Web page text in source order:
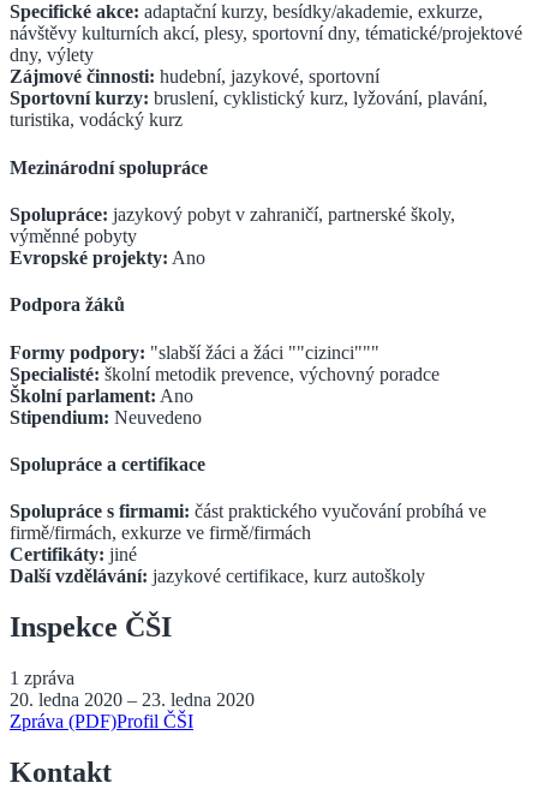
Specifické akce: adaptační kurzy, besídky/akademie, exkurze,
návštěvy kulturních akcí, plesy, sportovní dny, tématické/projektové
dny, výlety
Zájmové činnosti: hudební, jazykové, sportovní
Sportovní kurzy: bruslení, cyklistický kurz, lyžování, plavání,
turistika, vodácký kurz
Mezinárodní spolupráce
Spolupráce: jazykový pobyt v zahraničí, partnerské školy,
výměnné pobyty
Evropské projekty: Ano
Podpora žáků
Formy podpory: "slabší žáci a žáci ""cizinci"""
Specialisté: školní metodik prevence, výchovný poradce
Školní parlament: Ano
Stipendium: Neuvedeno
Spolupráce a certifikace
Spolupráce s firmami: část praktického vyučování probíhá ve
firmě/firmách, exkurze ve firmě/firmách
Certifikáty: jiné
Další vzdělávání: jazykové certifikace, kurz autoškoly
Inspekce ČŠI
1 zpráva
20. ledna 2020 – 23. ledna 2020
Zpráva (PDF)Profil ČŠI
Kontakt